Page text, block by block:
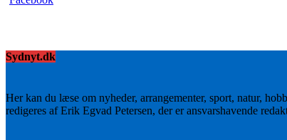
Sydnyt.dk
Her kan du læse om nyheder, arrangementer, sport, natur,
redigeres af Erik Egvad Petersen, der er ansvarshavende